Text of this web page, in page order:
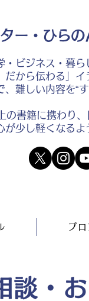
ー・ひらの
・ビジネス・暮
だから伝わる」イ
、難しい内容を“
の書籍に携わり、
が少し軽くなるよ
プ
談・